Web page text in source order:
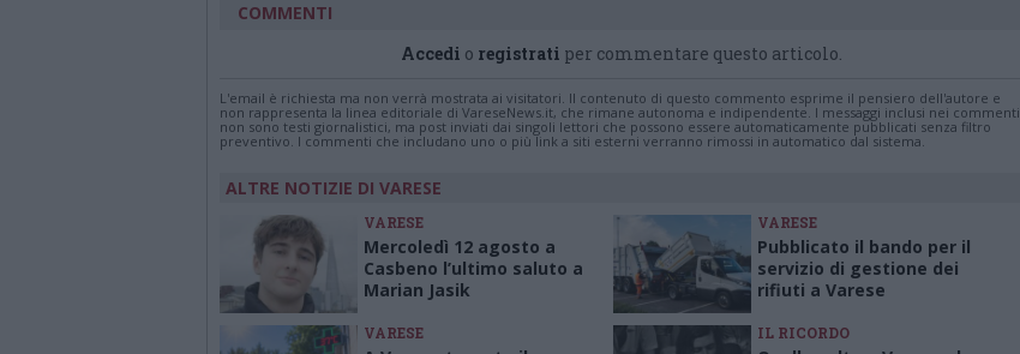
COMMENTI
Accedi o registrati per commentare questo articolo.
L'email è richiesta ma non verrà mostrata ai visitatori. Il contenuto di questo commento esprime il pensiero dell'autore e
non rappresenta la linea editoriale di VareseNews.it, che rimane autonoma e indipendente. I messaggi inclusi nei commenti
non sono testi giornalistici, ma post inviati dai singoli lettori che possono essere automaticamente pubblicati senza filtro
preventivo. I commenti che includano uno o più link a siti esterni verranno rimossi in automatico dal sistema.
ALTRE NOTIZIE DI VARESE
VARESE
Mercoledì 12 agosto a
Casbeno l’ultimo saluto a
Marian Jasik
VARESE
Pubblicato il bando per il
servizio di gestione dei
rifiuti a Varese
VARESE IL RICORDO